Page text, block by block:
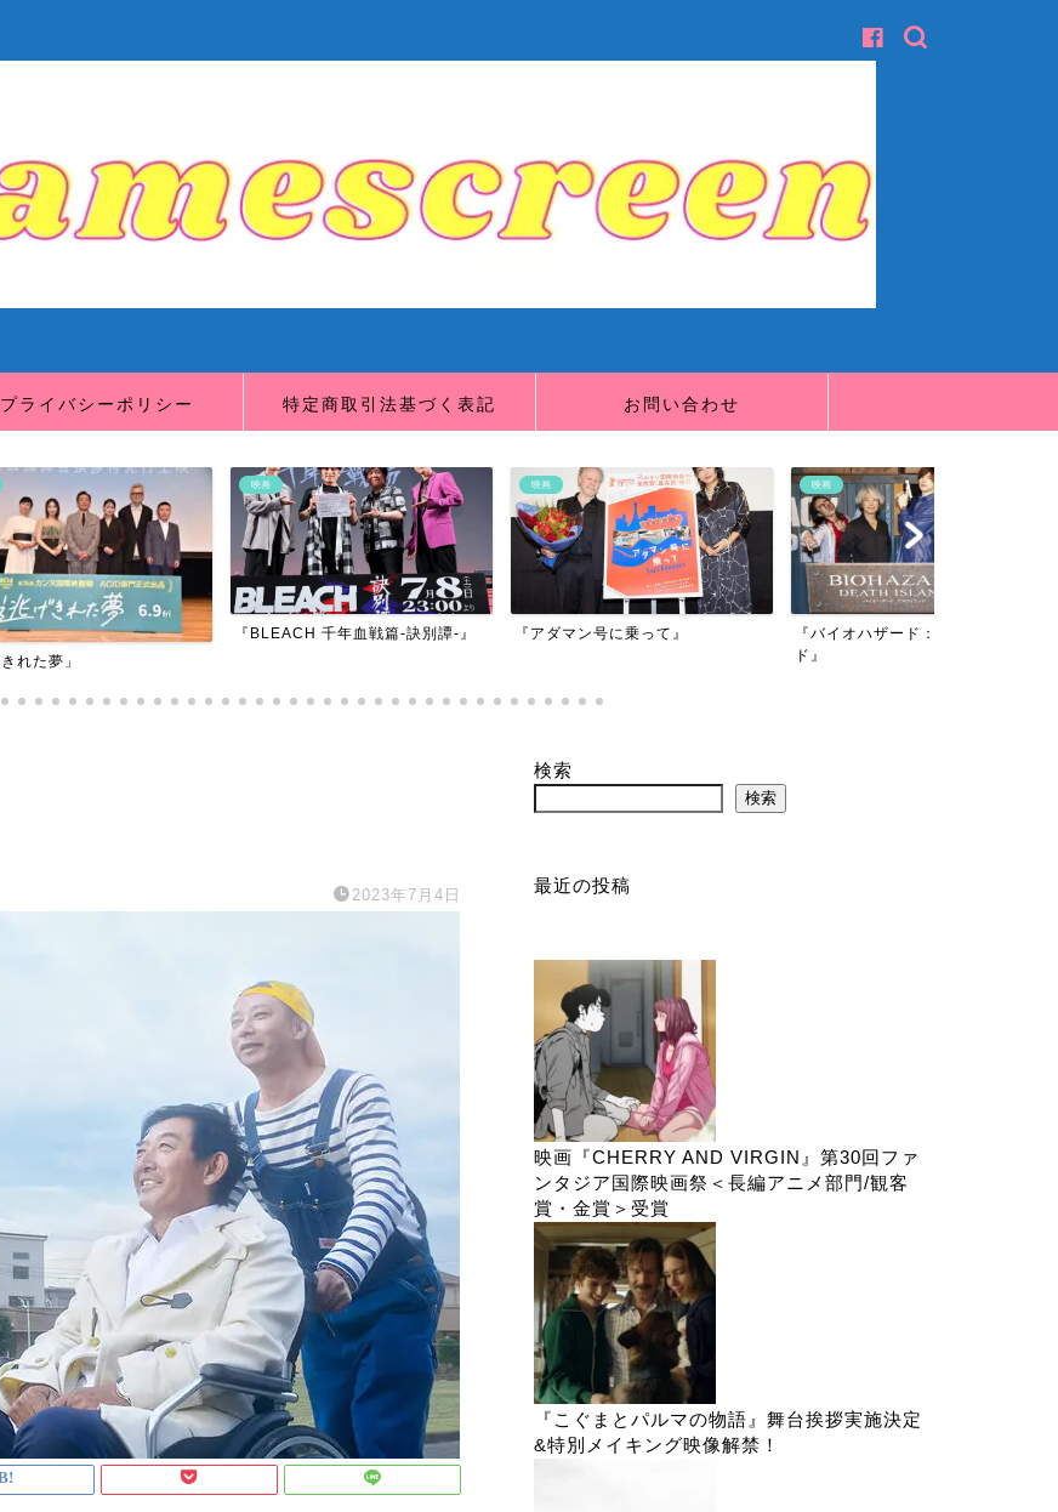
プライバシーポリシー 特定商取引法基づく表記 お問い合わせ
映画
『BLEACH 千年血戦篇-訣別譚-』
映画
『アダマン号に乗って』
映画
『バイオハザード：デスアイラン
2023年7月4日
検索
検索
最近の投稿
映画『CHERRY AND VIRGIN』第30回ファ
ンタジア国際映画祭＜長編アニメ部門/観客
賞・金賞＞受賞
『こぐまとパルマの物語』舞台挨拶実施決定
&特別メイキング映像解禁！